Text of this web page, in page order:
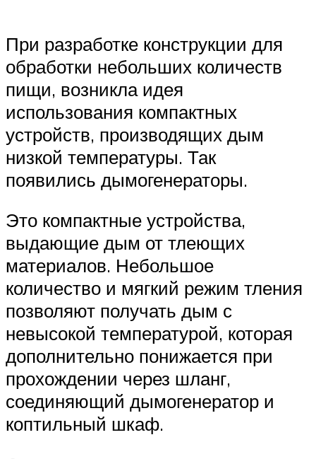
При разработке конструкции для
обработки небольших количеств
пищи, возникла идея
использования компактных
устройств, производящих дым
низкой температуры. Так
появились дымогенераторы.
Это компактные устройства,
выдающие дым от тлеющих
материалов. Небольшое
количество и мягкий режим тления
позволяют получать дым с
невысокой температурой, которая
дополнительно понижается при
прохождении через шланг,
соединяющий дымогенератор и
коптильный шкаф.